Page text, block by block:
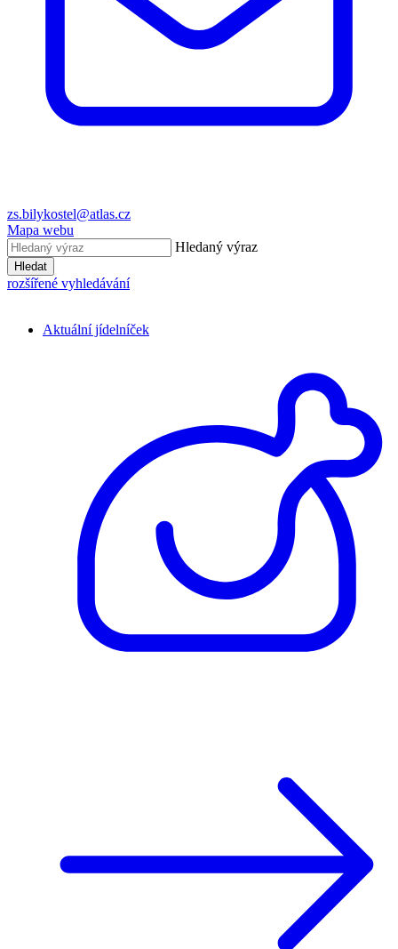
zs.bilykostel@atlas.cz
Mapa webu
Hledaný výraz
Hledat
rozšířené vyhledávání
Aktuální jídelníček